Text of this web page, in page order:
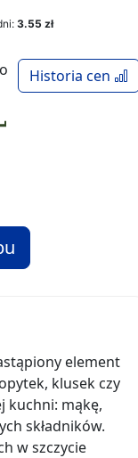
3.55 zł
Historia cen
element
klusek czy
kuchni: mąkę,
składników.
w szczycie